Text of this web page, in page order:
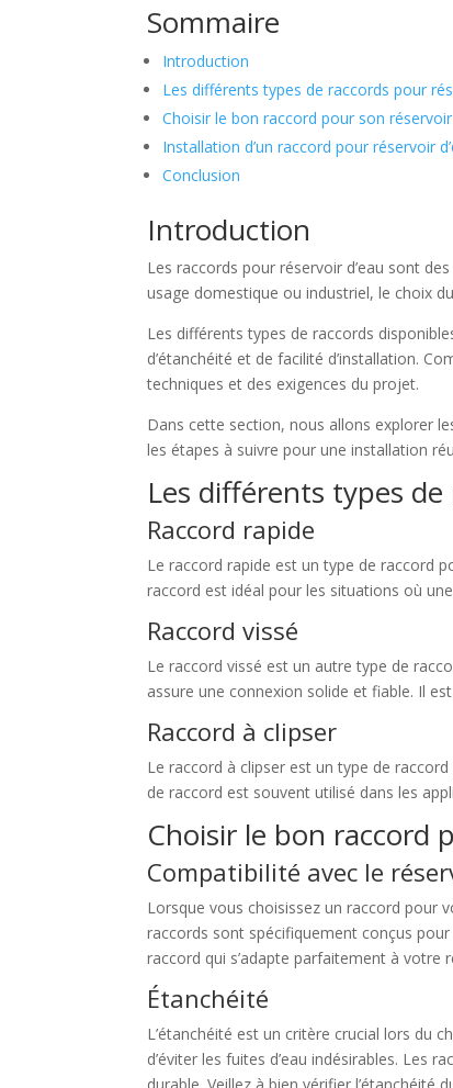
Sommaire
Introduction
Les différents types de raccords pour
Choisir le bon raccord pour son réservoir
Installation d’un raccord pour réservoir
Conclusion
Introduction
Les raccords pour réservoir d’eau sont
usage domestique ou industriel, le choix
Les différents types de raccords
d’étanchéité et de facilité d’installation.
techniques et des exigences du projet.
Dans cette section, nous allons explorer
les étapes à suivre pour une installation
Les différents types de
Raccord rapide
Le raccord rapide est un type de raccord
raccord est idéal pour les situations où
Raccord vissé
Le raccord vissé est un autre type de
assure une connexion solide et fiable. Il
Raccord à clipser
Le raccord à clipser est un type de
de raccord est souvent utilisé dans les
Choisir le bon raccord
Compatibilité avec le
Lorsque vous choisissez un raccord pour
raccords sont spécifiquement conçus
raccord qui s’adapte parfaitement à
Étanchéité
L’étanchéité est un critère crucial lors du
d’éviter les fuites d’eau indésirables.
durable. Veillez à bien vérifier